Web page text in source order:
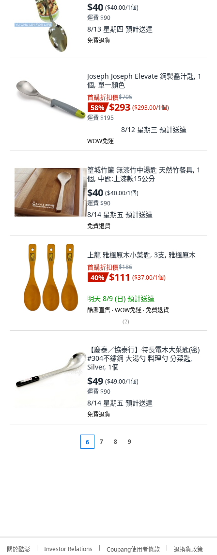
$40 ($40.00/1個)
運費 $90
8/13 星期四 預計送達
免費退貨
Joseph Joseph Elevate 鋼製醬汁匙, 1
個, 單一顏色
首購折扣價$705
58% $293 ($293.00/1個)
運費 $195
8/12 星期三 預計送達
WOW免運
篁城竹簾 無漆竹中湯匙 天然竹餐具, 1
個, 中匙:上漆款15公分
$40 ($40.00/1個)
運費 $90
8/14 星期五 預計送達
免費退貨
上龍 雅楓原木小菜匙, 3支, 雅楓原木
首購折扣價$186
40% $111 ($37.00/1個)
明天 8/9 (日) 預計送達
酷澎直售 ∙ WOW免運 ∙ 免費退貨
(2)
【慶泰／協泰行】特長電木大菜匙(密)
#304不鏽鋼 大湯勺 料理勺 分菜匙,
Silver, 1個
$49 ($49.00/1個)
運費 $90
8/14 星期五 預計送達
免費退貨
6 7 8 9
關於酷澎 Investor Relations Coupang使用者條款 退換貨政策